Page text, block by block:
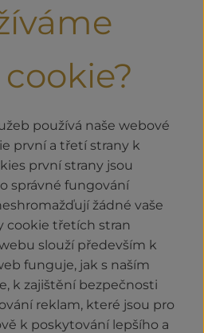
používá naše webové
první a třetí strany k
první strany jsou
správné fungování
žádné vaše
cookie třetích stran
slouží především k
funguje, jak s naším
k zajištění bezpečnosti
reklam, které jsou pro
k poskytování lepšího a